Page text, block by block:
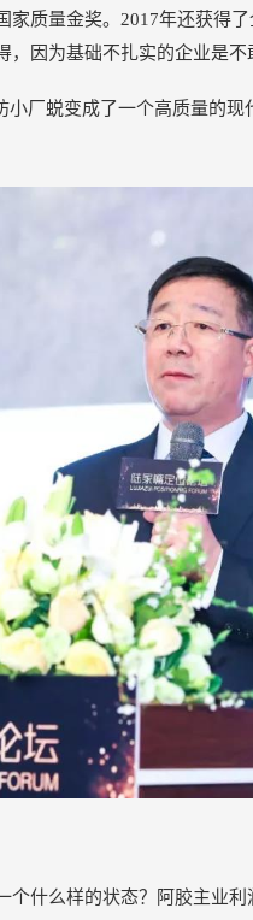
家质量金奖。2017年还获得
因为基础不扎实的企业是不
厂蜕变成了一个高质量的
个什么样的状态？阿胶主业